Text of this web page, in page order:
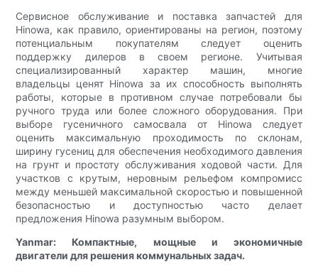
Сервисное обслуживание и поставка запчастей для
Hinowa, как правило, ориентированы на регион, поэтому
потенциальным покупателям следует оценить
поддержку дилеров в своем регионе. Учитывая
специализированный характер машин, многие
владельцы ценят Hinowa за их способность выполнять
работы, которые в противном случае потребовали бы
ручного труда или более сложного оборудования. При
выборе гусеничного самосвала от Hinowa следует
оценить максимальную проходимость по склонам,
ширину гусениц для обеспечения необходимого давления
на грунт и простоту обслуживания ходовой части. Для
участков с крутым, неровным рельефом компромисс
между меньшей максимальной скоростью и повышенной
безопасностью и доступностью часто делает
предложения Hinowa разумным выбором.
Yanmar: Компактные, мощные и экономичные
двигатели для решения коммунальных задач.